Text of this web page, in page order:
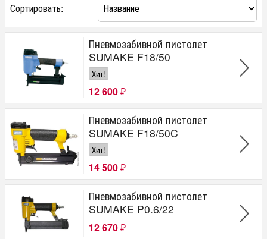
от до
Производитель
SUMAKE
Сортировать:
Пневмозабивной пистолет
SUMAKE F18/50
Хит!
12 600 ₽
Пневмозабивной пистолет
SUMAKE F18/50C
Хит!
14 500 ₽
Пневмозабивной пистолет
SUMAKE P0.6/22
12 670 ₽